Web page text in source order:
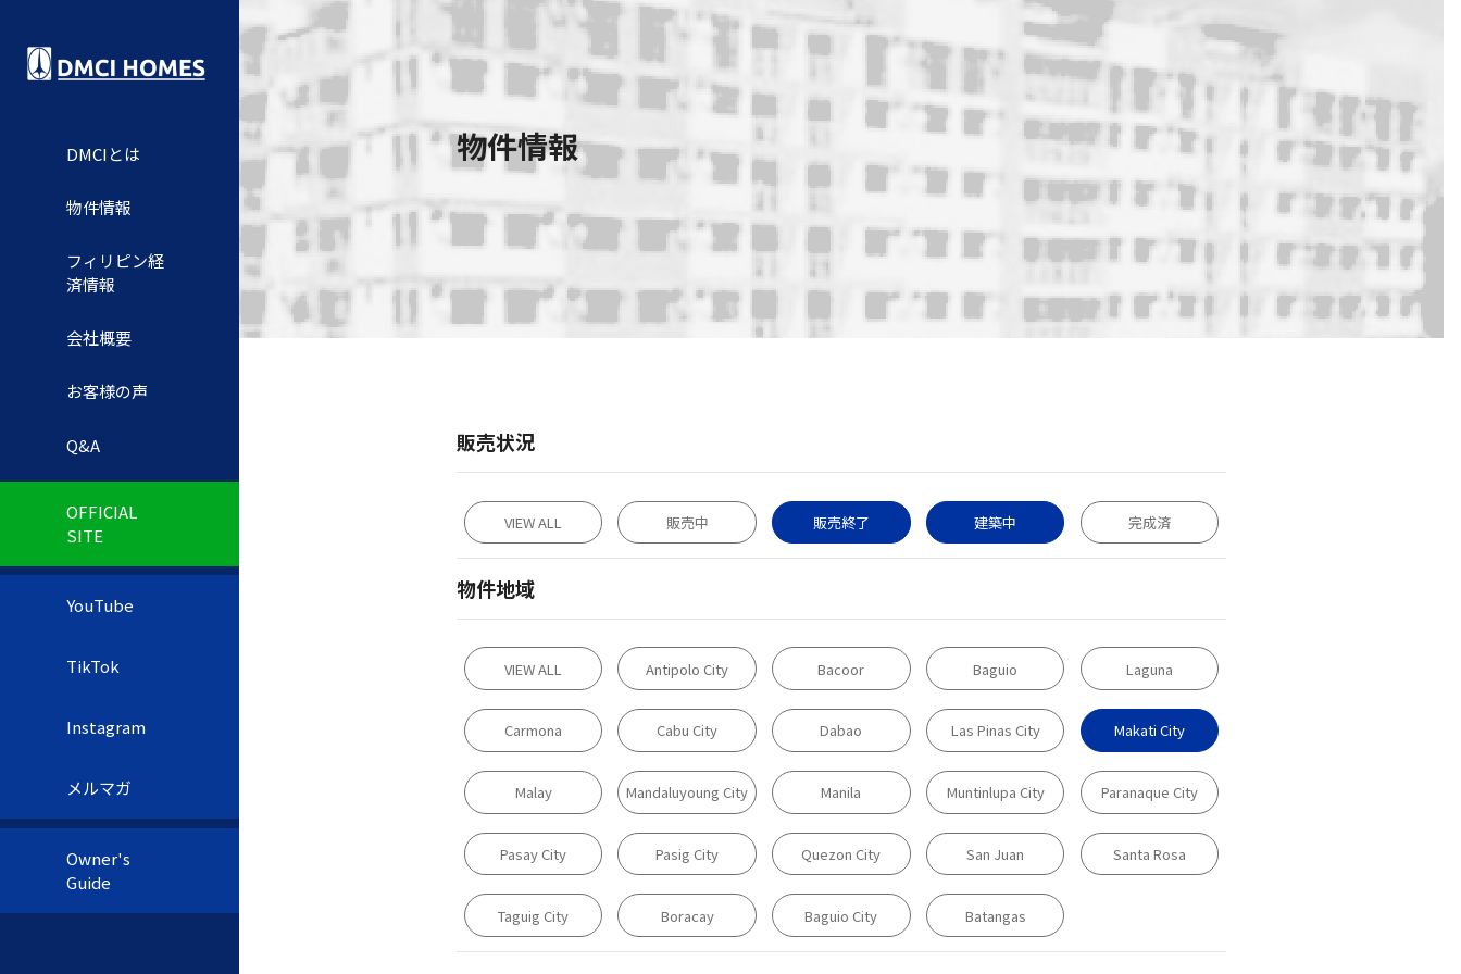
DMCIとは
物件情報
フィリピン経
済情報
会社概要
お客様の声
Q&A
OFFICIAL
SITE
YouTube
TikTok
Instagram
メルマガ
Owner's
Guide
物件情報
販売状況
VIEW ALL 販売中 販売終了 建築中 完成済
物件地域
VIEW ALL Antipolo City Bacoor Baguio Laguna
Carmona Cabu City Dabao Las Pinas City Makati City
Malay Mandaluyoung City Manila Muntinlupa City Paranaque City
Pasay City Pasig City Quezon City San Juan Santa Rosa
Taguig City Boracay Baguio City Batangas